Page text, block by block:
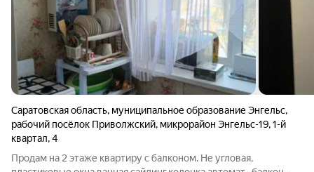
Саратовская область, муниципальное образование Энгельс,
рабочий посёлок Приволжский, микрорайон Энгельс-19,1-й
квартал,4
Продам на 2 этаже квартиру с балконом. Не угловая,